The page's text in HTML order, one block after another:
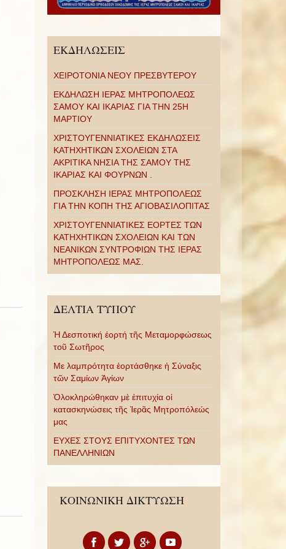
ΕΚΔΗΛΩΣΕΙΣ
ΧΕΙΡΟΤΟΝΙΑ ΝΕΟΥ ΠΡΕΣΒΥΤΕΡΟΥ
ΕΚΔΗΛΩΣΗ ΙΕΡΑΣ ΜΗΤΡΟΠΟΛΕΩΣ
ΣΑΜΟΥ ΚΑΙ ΙΚΑΡΙΑΣ ΓΙΑ ΤΗΝ 25Η
ΜΑΡΤΙΟΥ
ΧΡΙΣΤΟΥΓΕΝΝΙΑΤΙΚΕΣ ΕΚΔΗΛΩΣΕΙΣ
ΚΑΤΗΧΗΤΙΚΩΝ ΣΧΟΛΕΙΩΝ ΣΤΑ
ΑΚΡΙΤΙΚΑ ΝΗΣΙΑ ΤΗΣ ΣΑΜΟΥ ΤΗΣ
ΙΚΑΡΙΑΣ ΚΑΙ ΦΟΥΡΝΩΝ .
ΠΡΟΣΚΛΗΣΗ ΙΕΡΑΣ ΜΗΤΡΟΠΟΛΕΩΣ
ΓΙΑ ΤΗΝ ΚΟΠΗ ΤΗΣ ΑΓΙΟΒΑΣΙΛΟΠΙΤΑΣ
ΧΡΙΣΤΟΥΓΕΝΝΙΑΤΙΚΕΣ ΕΟΡΤΕΣ ΤΩΝ
ΚΑΤΗΧΗΤΙΚΩΝ ΣΧΟΛΕΙΩΝ ΚΑΙ ΤΩΝ
ΝΕΑΝΙΚΩΝ ΣΥΝΤΡΟΦΙΩΝ ΤΗΣ ΙΕΡΑΣ
ΜΗΤΡΟΠΟΛΕΩΣ ΜΑΣ.
ΔΕΛΤΙΑ ΤΥΠΟΥ
Ἡ Δεσποτική ἑορτή τῆς Μεταμορφώσεως
τοῦ Σωτῆρος
Με λαμπρότητα ἑορτάσθηκε ἡ Σύναξις
τῶν Σαμίων Ἁγίων
Ὁλοκληρώθηκαν μὲ ἐπιτυχία οἱ
κατασκηνώσεις τῆς Ἱερᾶς Μητροπόλεώς
μας
ΕΥΧΕΣ ΣΤΟΥΣ ΕΠΙΤΥΧΟΝΤΕΣ ΤΩΝ
ΠΑΝΕΛΛΗΝΙΩΝ
ΚΟΙΝΩΝΙΚΗ ΔΙΚΤΥΩΣΗ